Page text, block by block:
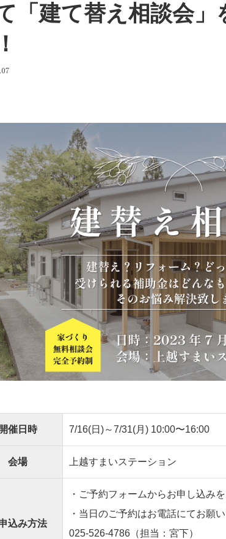
「建て替え相談会」
開催日時 7/16(日)～7/31(月) 10:00〜16:00
会場 上越すまいステーション
込み方法
・ご予約フォームからお申し込み
・当日のご予約はお電話にてお願い
025-526-4786 （担当：宮下）